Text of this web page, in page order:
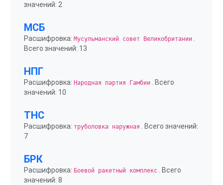
значений: 2
МСБ
Расшифровка: Мусульманский совет Великобритании
Всего значений: 13
НПГ
Расшифровка: Народная партия Гамбии . Всего
значений: 10
ТНС
Расшифровка: труболовка наружная
. Всего значений:
7
БРК
Расшифровка: Боевой ракетный комплекс . Всего
значений: 8